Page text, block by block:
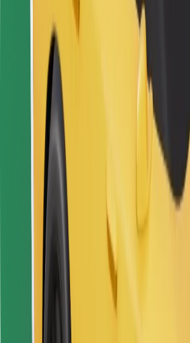
Bolt para empresas
Otros
Proveedores
Términos y Condiciones
Cookies
Seguridad
Consigue un viaje en minutos
Descargar la app de Bolt
Encuentra tu comida favorita
Descargar la app de Bolt Food